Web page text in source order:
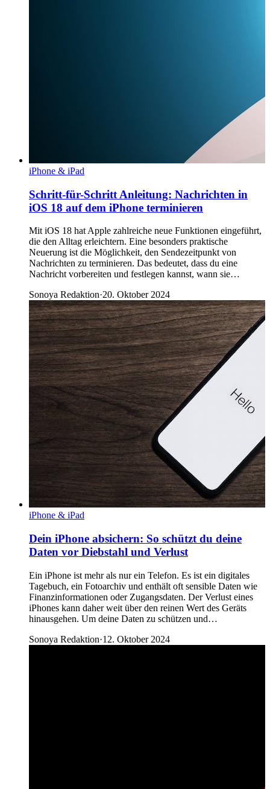
iPhone & iPad
Schritt-für-Schritt Anleitung: Nachrichten in
iOS 18 auf dem iPhone terminieren
Mit iOS 18 hat Apple zahlreiche neue Funktionen eingeführt,
die den Alltag erleichtern. Eine besonders praktische
Neuerung ist die Möglichkeit, den Sendezeitpunkt von
Nachrichten zu terminieren. Das bedeutet, dass du eine
Nachricht vorbereiten und festlegen kannst, wann sie…
Sonoya Redaktion·20. Oktober 2024
iPhone & iPad
Dein iPhone absichern: So schützt du deine
Daten vor Diebstahl und Verlust
Ein iPhone ist mehr als nur ein Telefon. Es ist ein digitales
Tagebuch, ein Fotoarchiv und enthält oft sensible Daten wie
Finanzinformationen oder Zugangsdaten. Der Verlust eines
iPhones kann daher weit über den reinen Wert des Geräts
hinausgehen. Um deine Daten zu schützen und…
Sonoya Redaktion·12. Oktober 2024